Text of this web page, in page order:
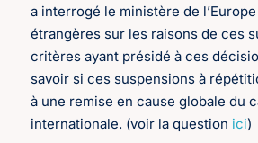
a interrogé le ministère de
étrangères sur les raisons de ces
critères ayant présidé à ces
savoir si ces suspensions à
à une remise en cause globale du
internationale. (voir la question ici)